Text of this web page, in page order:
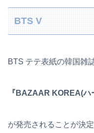
BTS V
BTS テテ表紙の韓国雑
『BAZAAR KOREA(ハ
が発売されることが決